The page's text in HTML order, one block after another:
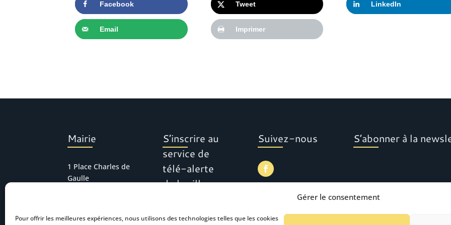
Gérer le consentement
Pour offrir les meilleures expériences, nous utilisons des technologies telles que les cookies
Facebook Tweet LinkedIn
Email Imprimer
Mairie
1 Place Charles de
Gaulle
mairie.accueil@bel
S’inscrire au
service de
télé-alerte
de la ville
Suivez-nous S’abonner à la